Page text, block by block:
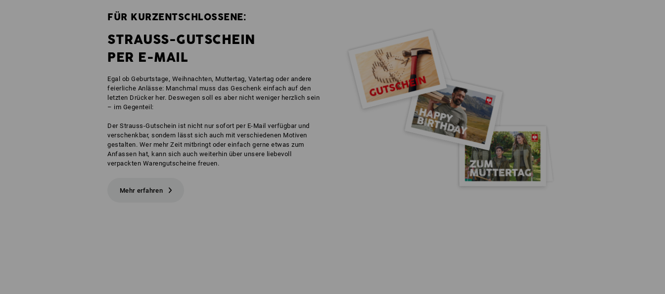
FÜR KURZENTSCHLOSSENE:
STRAUSS-GUTSCHEIN
PER E-MAIL
Egal ob Geburtstage, Weihnachten, Muttertag, Vatertag oder andere
feierliche Anlässe: Manchmal muss das Geschenk einfach auf den
letzten Drücker her. Deswegen soll es aber nicht weniger herzlich sein
– im Gegenteil:
Der Strauss-Gutschein ist nicht nur sofort per E-Mail verfügbar und
verschenkbar, sondern lässt sich auch mit verschiedenen Motiven
gestalten. Wer mehr Zeit mitbringt oder einfach gerne etwas zum
Anfassen hat, kann sich auch weiterhin über unsere liebevoll
verpackten Warengutscheine freuen.
Mehr erfahren